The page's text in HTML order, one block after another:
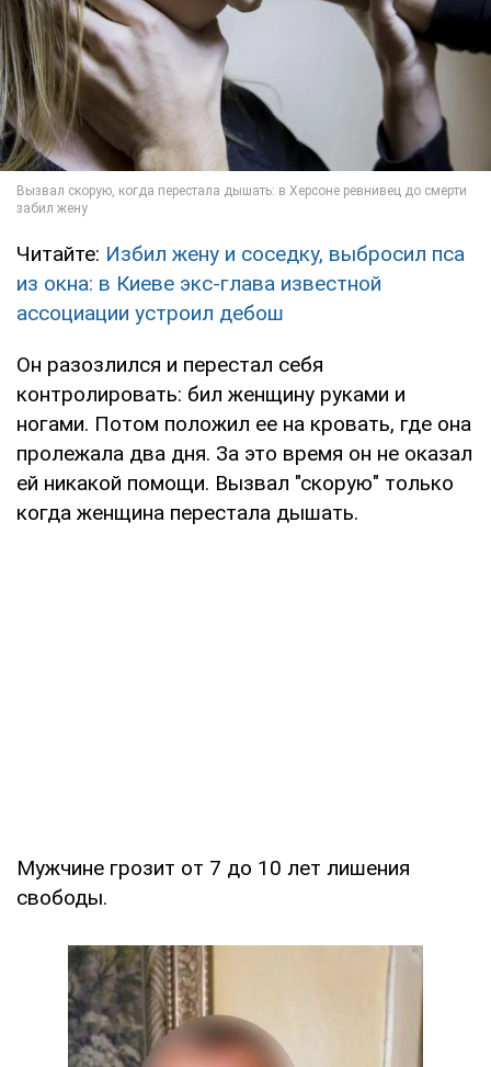
Читайте: Избил жену и соседку, выбросил пса
из окна: в Киеве экс-глава известной
ассоциации устроил дебош
Он разозлился и перестал себя
контролировать: бил женщину руками и
ногами. Потом положил ее на кровать, где она
пролежала два дня. За это время он не оказал
ей никакой помощи. Вызвал "скорую" только
когда женщина перестала дышать.
Мужчине грозит от 7 до 10 лет лишения
свободы.